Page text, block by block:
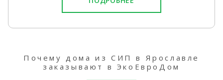
Почему дома из СИП в Ярославле
заказывают в ЭкоЕвроДом